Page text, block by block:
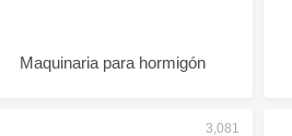
Maquinaria para hormigón